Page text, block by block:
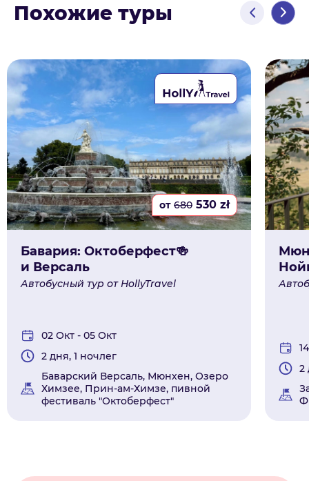
Похожие туры
от 680 530 zł
Бавария: Октоберфест🍻
и Версаль
Автобусный тур от HollyTravel
02 Окт - 05 Окт
2 дня, 1 ночлег
Баварский Версаль, Мюнхен, Озеро
Химзее, Прин-ам-Химзе, пивной
фестиваль "Октоберфест"
2